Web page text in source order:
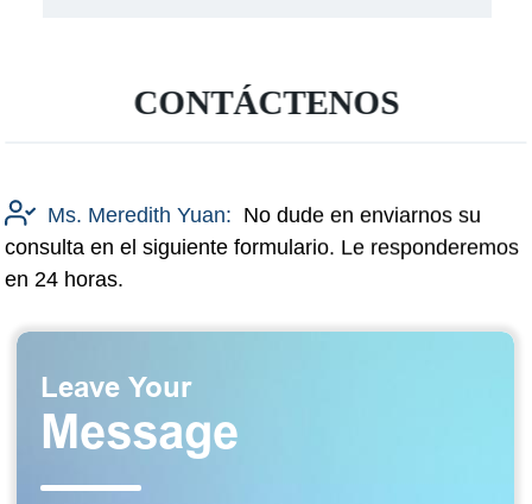
CONTÁCTENOS
Ms. Meredith Yuan: No dude en enviarnos su
consulta en el siguiente formulario. Le responderemos
en 24 horas.